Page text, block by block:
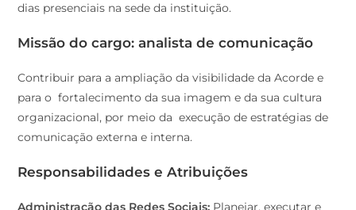
dias presenciais na sede da instituição.
Missão do cargo: analista de comunicação
Contribuir para a ampliação da visibilidade da Acorde e
para o fortalecimento da sua imagem e da sua cultura
organizacional, por meio da execução de estratégias de
comunicação externa e interna.
Responsabilidades e Atribuições